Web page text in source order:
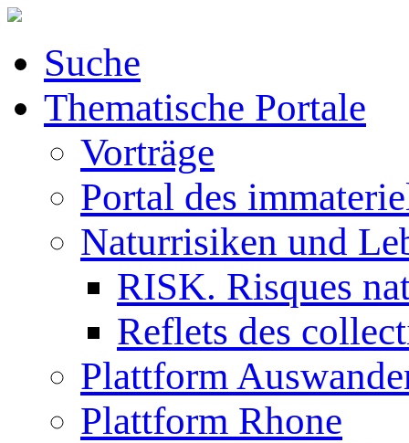
Suche
Thematische Portale
Vorträge
Portal des
Naturrisiken und
RISK. Risques
Reflets des
Plattform
Plattform Rhone